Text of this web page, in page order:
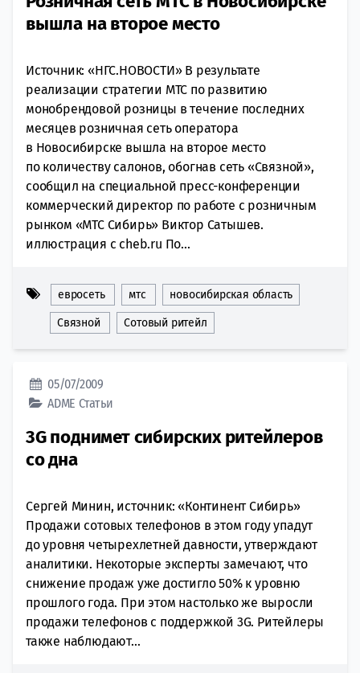
вышла на второе место
Источник: «НГС.НОВОСТИ» В результате
реализации стратегии МТС по развитию
монобрендовой розницы в течение последних
месяцев розничная сеть оператора
в Новосибирске вышла на второе место
по количеству салонов, обогнав сеть «Связной»,
сообщил на специальной пресс-конференции
коммерческий директор по работе с розничным
рынком «МТС Сибирь» Виктор Сатышев.
иллюстрация с cheb.ru По...
евросеть мтс новосибирская область
Связной Сотовый ритейл
05/07/2009
ADME Статьи
3G поднимет сибирских ритейлеров
со дна
Сергей Минин, источник: «Континент Сибирь»
Продажи сотовых телефонов в этом году упадут
до уровня четырехлетней давности, утверждают
аналитики. Некоторые эксперты замечают, что
снижение продаж уже достигло 50% к уровню
прошлого года. При этом настолько же выросли
продажи телефонов с поддержкой 3G. Ритейлеры
также наблюдают...